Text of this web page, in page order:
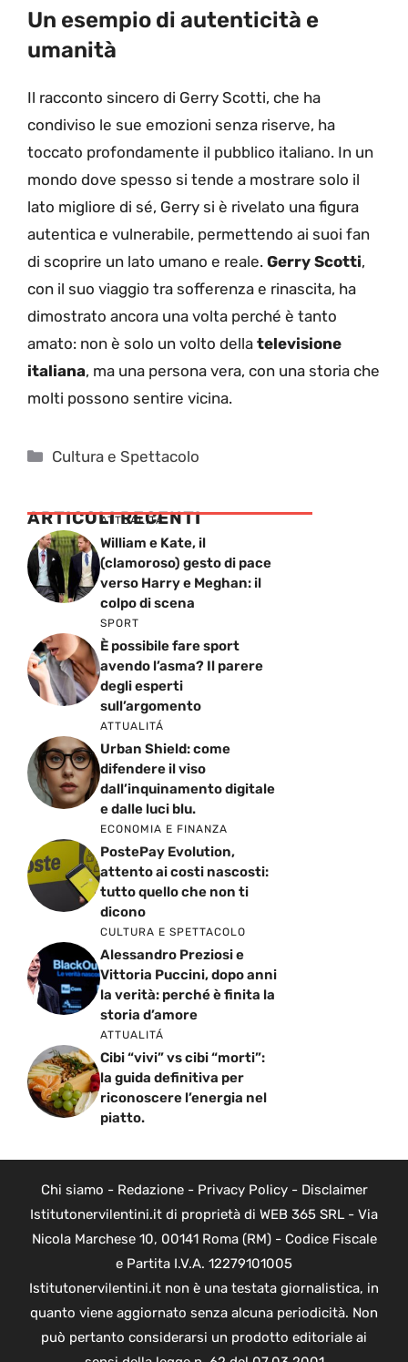
Un esempio di autenticità e
umanità
Il racconto sincero di Gerry Scotti, che ha
condiviso le sue emozioni senza riserve, ha
toccato profondamente il pubblico italiano. In un
mondo dove spesso si tende a mostrare solo il
lato migliore di sé, Gerry si è rivelato una figura
autentica e vulnerabile, permettendo ai suoi fan
di scoprire un lato umano e reale. Gerry Scotti,
con il suo viaggio tra sofferenza e rinascita, ha
dimostrato ancora una volta perché è tanto
amato: non è solo un volto della televisione
italiana, ma una persona vera, con una storia che
molti possono sentire vicina.
Categorie
Cultura e Spettacolo
ARTICOLI RECENTI
ATTUALITÁ
William e Kate, il
(clamoroso) gesto di pace
verso Harry e Meghan: il
colpo di scena
SPORT
È possibile fare sport
avendo l’asma? Il parere
degli esperti
sull’argomento
ATTUALITÁ
Urban Shield: come
difendere il viso
dall’inquinamento digitale
e dalle luci blu.
ECONOMIA E FINANZA
PostePay Evolution,
attento ai costi nascosti:
tutto quello che non ti
dicono
CULTURA E SPETTACOLO
Alessandro Preziosi e
Vittoria Puccini, dopo anni
la verità: perché è finita la
storia d’amore
ATTUALITÁ
Cibi “vivi” vs cibi “morti”:
la guida definitiva per
riconoscere l’energia nel
piatto.
Chi siamo - Redazione- Privacy Policy- Disclaimer
Istitutonervilentini.it di proprietà di WEB 365 SRL - Via
Nicola Marchese 10, 00141 Roma (RM) - Codice Fiscale
e Partita I.V.A. 12279101005
Istitutonervilentini.it non è una testata giornalistica, in
quanto viene aggiornato senza alcuna periodicità. Non
può pertanto considerarsi un prodotto editoriale ai